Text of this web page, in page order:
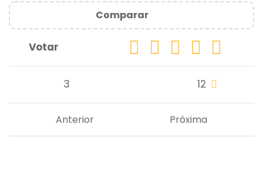
Comparar
Votar
3 12
Próxima
Anterior